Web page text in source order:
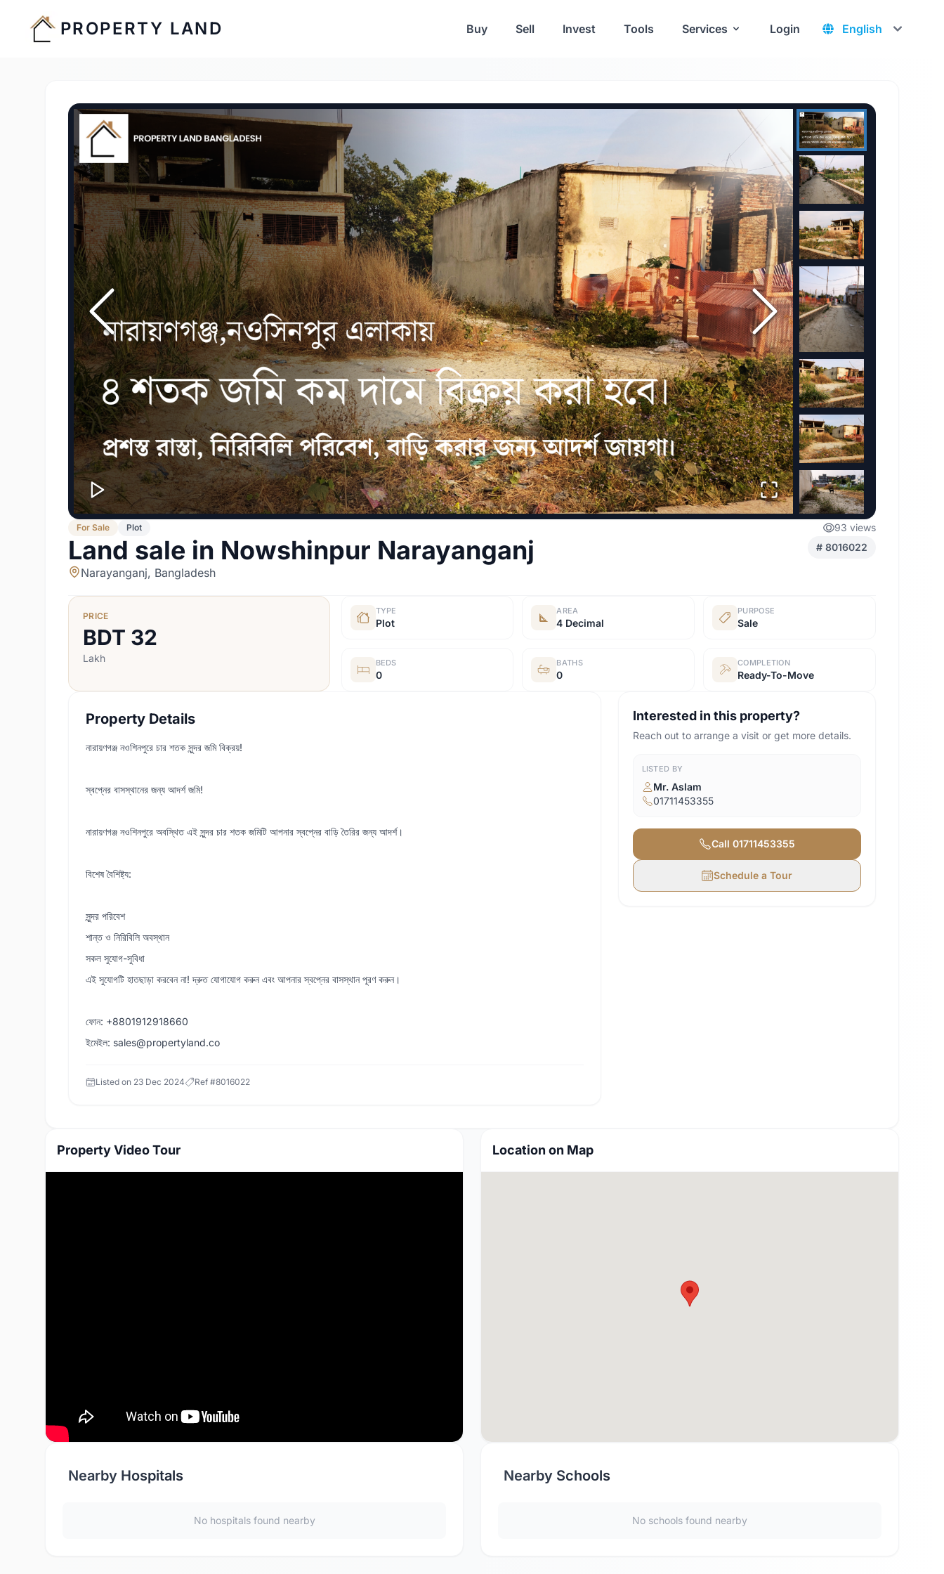
PROPERTY LAND Buy Sell Invest Tools Services Login
For Sale Plot 93 views
Land sale in Nowshinpur Narayanganj # 8016022
Narayanganj, Bangladesh
PRICE
BDT 32
Lakh
TYPE
Plot
AREA
4 Decimal
PURPOSE
Sale
BEDS
0
BATHS
0
COMPLETION
Ready-To-Move
Property Details
নারায়ণগঞ্জ নওশিনপুরে চার শতক সুন্দর জমি বিক্রয়!
স্বপ্নের বাসস্থানের জন্য আদর্শ জমি!
নারায়ণগঞ্জ নওশিনপুরে অবস্থিত এই সুন্দর চার শতক জমিটি আপনার স্বপ্নের বাড়ি তৈরির জন্য আদর্শ।
বিশেষ বৈশিষ্ট্য:
সুন্দর পরিবেশ
শান্ত ও নিরিবিলি অবস্থান
সকল সুযোগ-সুবিধা
এই সুযোগটি হাতছাড়া করবেন না! দ্রুত যোগাযোগ করুন এবং আপনার স্বপ্নের বাসস্থান পূরণ করুন।
ফোন: +8801912918660
ইমেইল: sales@propertyland.co
Listed on 23 Dec 2024 Ref #8016022
Interested in this property?
Reach out to arrange a visit or get more details.
LISTED BY
Mr. Aslam
01711453355
Call 01711453355
Schedule a Tour
Property Video Tour Location on Map
Nearby Hospitals
No hospitals found nearby
Nearby Schools
No schools found nearby